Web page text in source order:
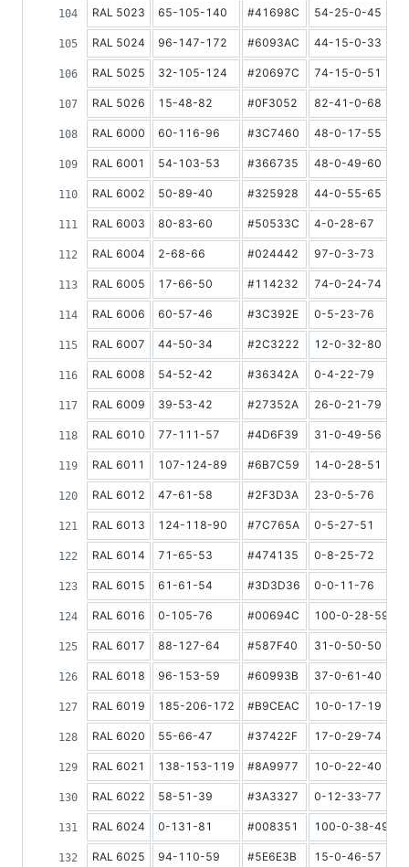
RAL 5023 65-105-140 #41698C 54-25-0-45
RAL 5024 96-147-172 #6093AC 44-15-0-33
RAL 5025 32-105-124 #20697C 74-15-0-51
RAL 5026 15-48-82 #0F3052 82-41-0-68
RAL 6000 60-116-96 #3C7460 48-0-17-55
RAL 6001 54-103-53 #366735 48-0-49-60
RAL 6002 50-89-40 #325928 44-0-55-65
RAL 6003 80-83-60 #50533C 4-0-28-67
RAL 6004 2-68-66 #024442 97-0-3-73
RAL 6005 17-66-50 #114232 74-0-24-74
RAL 6006 60-57-46 #3C392E 0-5-23-76
RAL 6007 44-50-34 #2C3222 12-0-32-80
RAL 6008 54-52-42 #36342A 0-4-22-79
RAL 6009 39-53-42 #27352A 26-0-21-79
RAL 6010 77-111-57 #4D6F39 31-0-49-56
RAL 6011 107-124-89 #6B7C59 14-0-28-51
RAL 6012 47-61-58 #2F3D3A 23-0-5-76
RAL 6013 124-118-90 #7C765A 0-5-27-51
RAL 6014 71-65-53 #474135 0-8-25-72
RAL 6015 61-61-54 #3D3D36 0-0-11-76
RAL 6016 0-105-76 #00694C 100-0-28-59
RAL 6017 88-127-64 #587F40 31-0-50-50
RAL 6018 96-153-59 #60993B 37-0-61-40
RAL 6019 185-206-172 #B9CEAC 10-0-17-19
RAL 6020 55-66-47 #37422F 17-0-29-74
RAL 6021 138-153-119 #8A9977 10-0-22-40
RAL 6022 58-51-39 #3A3327 0-12-33-77
RAL 6024 0-131-81 #008351 100-0-38-49
RAL 6025 94-110-59 #5E6E3B 15-0-46-57